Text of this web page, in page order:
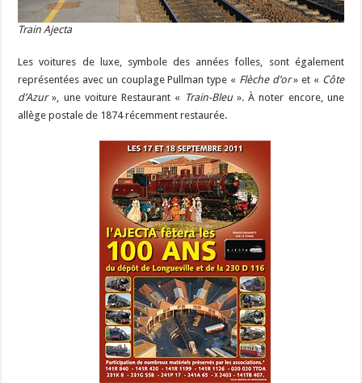
Train Ajecta
Les voitures de luxe, symbole des années folles, sont également
représentées avec un couplage Pullman type « Flèche d’or» et « Côte
d’Azur», une voiture Restaurant « Train-Bleu». À noter encore, une
allège postale de 1874 récemment restaurée.